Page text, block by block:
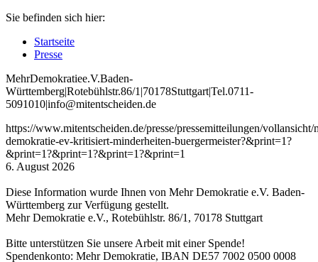
Sie befinden sich hier:
Startseite
Presse
MehrDemokratiee.V.Baden-
Württemberg|Rotebühlstr.86/1 |70178Stuttgart|Tel.0711-
5091010|info@mitentscheiden.de
https://www.mitentscheiden.de/presse/pressemitteilungen/vollansicht/
demokratie-ev-kritisiert-minderheiten-buergermeister?&print=1?
&print=1?&print=1?&print=1?&print=1
6. August 2026
Diese Information wurde Ihnen von Mehr Demokratie e.V. Baden-
Württemberg zur Verfügung gestellt.
Mehr Demokratie e.V., Rotebühlstr. 86/1, 70178 Stuttgart
Bitte unterstützen Sie unsere Arbeit mit einer Spende!
Spendenkonto: Mehr Demokratie, IBAN DE57 7002 0500 0008